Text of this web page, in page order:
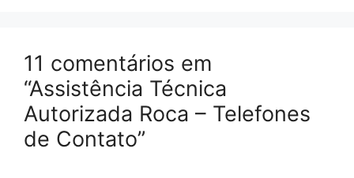
11 comentários em
“Assistência Técnica
Autorizada Roca – Telefones
de Contato”